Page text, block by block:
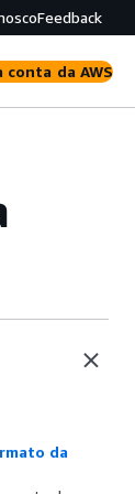
Feedback
conta da AWS
da